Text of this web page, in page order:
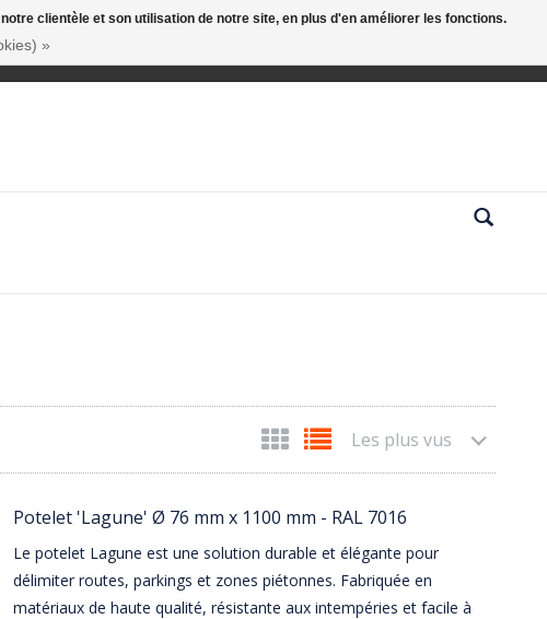
Les plus vus
Potelet 'Lagune' Ø 76 mm x 1100 mm - RAL 7016
Le potelet Lagune est une solution durable et élégante pour
délimiter routes, parkings et zones piétonnes. Fabriquée en
matériaux de haute qualité, résistante aux intempéries et facile à
clientèle et son utilisation de notre site, en plus d'en améliorer les fonctions.
»